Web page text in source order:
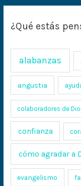
¿Qué estás
alabanzas
angustia
colaboradores de
confianza
cómo agradar a
evangelismo